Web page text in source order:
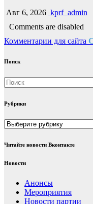
Авг 6, 2026 kprf_admin
Comments are disabled
Комментарии для сайта
Поиск
Рубрики
Рубрики
Читайте новости Вконтакте
Новости
Анонсы
Мероприятия
Новости партии